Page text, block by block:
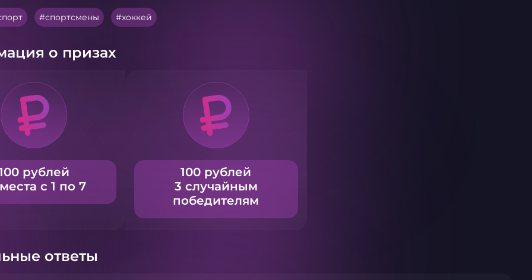
спортсмены хоккей
о призах
рублей
с 1 по 7
100 рублей
3 случайным
победителям
ответы